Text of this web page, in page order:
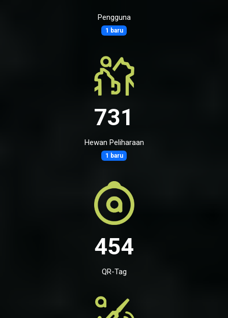
Pengguna
1 baru
731
Hewan Peliharaan
1 baru
454
QR-Tag